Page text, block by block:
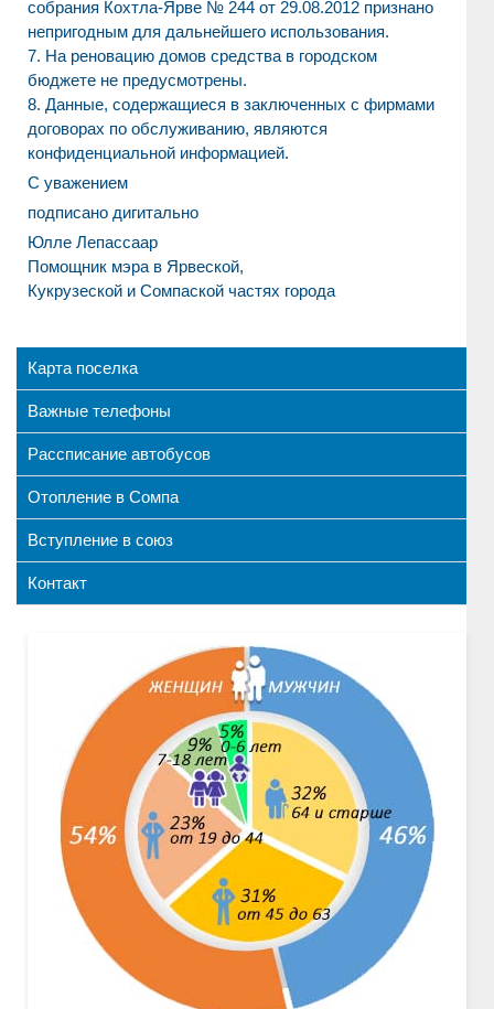
собрания Кохтла-Ярве № 244 от 29.08.2012 признано
непригодным для дальнейшего использования.
7. На реновацию домов средства в городском
бюджете не предусмотрены.
8. Данные, содержащиеся в заключенных с фирмами
договорах по обслуживанию, являются
конфиденциальной информацией.
С уважением
подписано дигитально
Юлле Лепассаар
Помощник мэра в Ярвеской,
Кукрузеской и Сомпаской частях города
Карта поселка
Важные телефоны
Рассписание автобусов
Отопление в Сомпа
Вступление в союз
Контакт